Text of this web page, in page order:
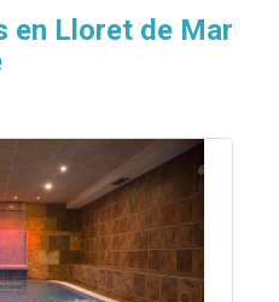
en Lloret de Mar